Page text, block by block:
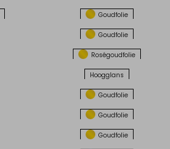
Goudfolie
Goudfolie
Roségoudfolie
Hoogglans
Goudfolie
Goudfolie
Goudfolie